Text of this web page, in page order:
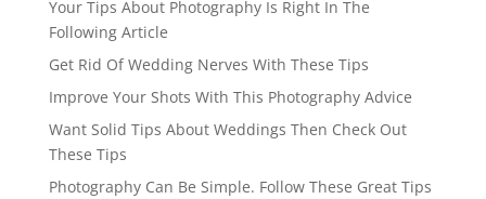
Your Tips About Photography Is Right In The
Following Article
Get Rid Of Wedding Nerves With These Tips
Improve Your Shots With This Photography Advice
Want Solid Tips About Weddings Then Check Out
These Tips
Photography Can Be Simple. Follow These Great Tips